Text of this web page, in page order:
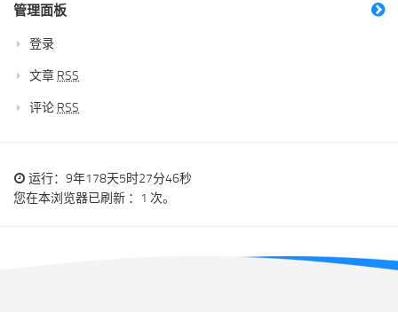
管理面板
登录
文章 RSS
评论 RSS
运行：9年178天5时27分46秒
您在本浏览器已刷新 ：1 次。